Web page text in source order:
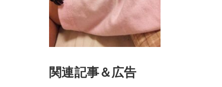
関連記事＆広告